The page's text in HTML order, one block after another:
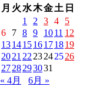
月 火 水木金土 日
1
2 3 4
5
6
7 8 9 1011 12
13141516171819
2021 22 23242526
2728293031
« 4月
6月 »